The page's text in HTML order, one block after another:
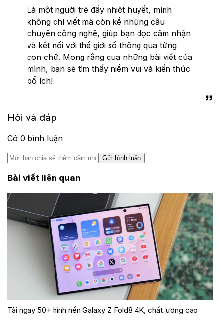
Là một người trẻ đầy nhiệt huyết, mình
không chỉ viết mà còn kể những câu
chuyện công nghệ, giúp bạn đọc cảm nhận
và kết nối với thế giới số thông qua từng
con chữ. Mong rằng qua những bài viết của
mình, bạn sẽ tìm thấy niềm vui và kiến thức
bổ ích!
Hỏi và đáp
Có 0 bình luận
Gửi bình luận
Bài viết liên quan
Tải ngay 50+ hình nền Galaxy Z Fold8 4K, chất lượng cao